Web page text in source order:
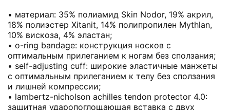
• материал: 35% полиамид Skin Nodor, 19% акрил,
18% полиэстер Xitanit, 14% полипропилен Mythlan,
10% вискоза, 4% эластан;
• o-ring bandage: конструкция носков с
оптимальным прилеганием к ногам без сползания;
• self-adjusting cuff: широкие эластичные манжеты
с оптимальным прилеганием к телу без сползания
и лишней компрессии;
• lambertz-nicholson achilles tendon protector 4.0:
защитная ударопоглощающая вставка с двух